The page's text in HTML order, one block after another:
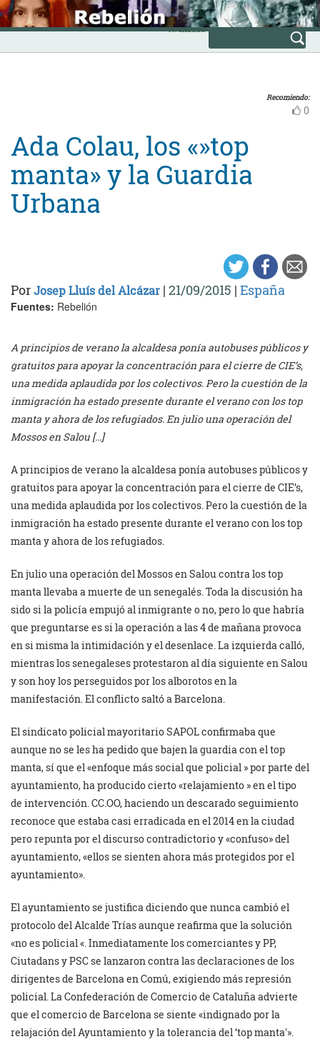
Skip
to
content
INICIO
Avanzada
Recomiendo:
0
Ada Colau, los «»top
manta» y la Guardia
Urbana
PorJosep Lluís del Alcázar | 21/09/2015 | España
Fuentes: Rebelión
A principios de verano la alcaldesa ponía autobuses públicos y
gratuitos para apoyar la concentración para el cierre de CIE’s,
una medida aplaudida por los colectivos. Pero la cuestión de la
inmigración ha estado presente durante el verano con los top
manta y ahora de los refugiados. En julio una operación del
Mossos en Salou […]
A principios de verano la alcaldesa ponía autobuses públicos y
gratuitos para apoyar la concentración para el cierre de CIE’s,
una medida aplaudida por los colectivos. Pero la cuestión de la
inmigración ha estado presente durante el verano con los top
manta y ahora de los refugiados.
En julio una operación del Mossos en Salou contra los top
manta llevaba a muerte de un senegalés. Toda la discusión ha
sido si la policía empujó al inmigrante o no, pero lo que habría
que preguntarse es si la operación a las 4 de mañana provoca
en si misma la intimidación y el desenlace. La izquierda calló,
mientras los senegaleses protestaron al día siguiente en Salou
y son hoy los perseguidos por los alborotos en la
manifestación. El conflicto saltó a Barcelona.
El sindicato policial mayoritario SAPOL confirmaba que
aunque no se les ha pedido que bajen la guardia con el top
manta, sí que el «enfoque más social que policial » por parte del
ayuntamiento, ha producido cierto «relajamiento » en el tipo
de intervención. CC.OO, haciendo un descarado seguimiento
reconoce que estaba casi erradicada en el 2014 en la ciudad
pero repunta por el discurso contradictorio y «confuso» del
ayuntamiento, «ellos se sienten ahora más protegidos por el
ayuntamiento».
El ayuntamiento se justifica diciendo que nunca cambió el
protocolo del Alcalde Trías aunque reafirma que la solución
«no es policial «. Inmediatamente los comerciantes y PP,
Ciutadans y PSC se lanzaron contra las declaraciones de los
dirigentes de Barcelona en Comú, exigiendo más represión
policial. La Confederación de Comercio de Cataluña advierte
que el comercio de Barcelona se siente «indignado por la
relajación del Ayuntamiento y la tolerancia del ‘top manta'».